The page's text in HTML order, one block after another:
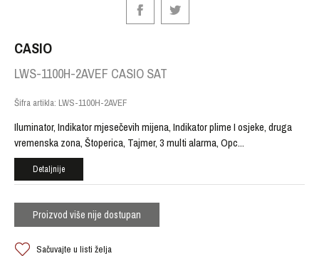
CASIO
LWS-1100H-2AVEF CASIO SAT
Šifra artikla: LWS-1100H-2AVEF
Iluminator, Indikator mjesečevih mijena, Indikator plime I osjeke, druga
vremenska zona, Štoperica, Tajmer, 3 multi alarma, Opc...
Detaljnije
Proizvod više nije dostupan
Sačuvajte u listi želja